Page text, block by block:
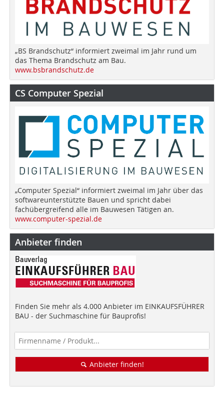
„BS Brandschutz“ informiert zweimal im Jahr rund um
das Thema Brandschutz am Bau.
www.bsbrandschutz.de
CS Computer Spezial
„Computer Spezial“ informiert zweimal im Jahr über das
softwareunterstützte Bauen und spricht dabei
fachübergreifend alle im Bauwesen Tätigen an.
www.computer-spezial.de
Anbieter finden
Finden Sie mehr als 4.000 Anbieter im EINKAUFSFÜHRER
BAU - der Suchmaschine für Bauprofis!
Anbieter finden!